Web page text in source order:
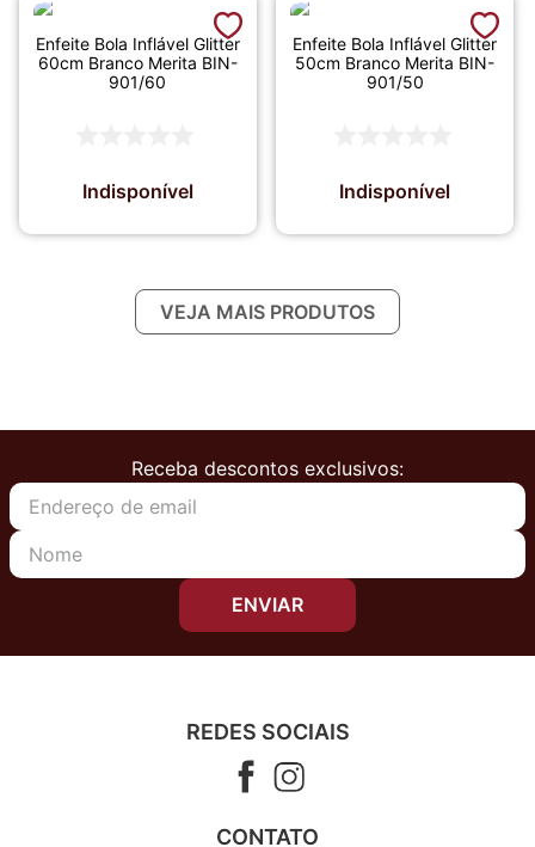
Enfeite Bola Inflável Glitter
60cm Branco Merita BIN-
901/60
Indisponível
Enfeite Bola Inflável Glitter
50cm Branco Merita BIN-
901/50
Indisponível
Receba descontos exclusivos:
ENVIAR
REDES SOCIAIS
CONTATO